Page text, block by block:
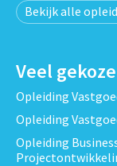
Bekijk alle
Veel
Opleiding
Opleiding
Opleiding